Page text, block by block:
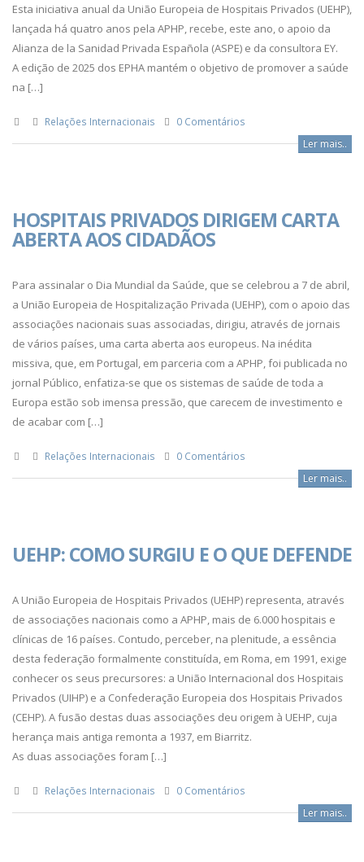
Esta iniciativa anual da União Europeia de Hospitais Privados (UEHP),
lançada há quatro anos pela APHP, recebe, este ano, o apoio da
Alianza de la Sanidad Privada Española (ASPE) e da consultora EY.
A edição de 2025 dos EPHA mantém o objetivo de promover a saúde
na […]
Relações Internacionais 0 Comentários
Ler mais..
HOSPITAIS PRIVADOS DIRIGEM CARTA
ABERTA AOS CIDADÃOS
Para assinalar o Dia Mundial da Saúde, que se celebrou a 7 de abril,
a União Europeia de Hospitalização Privada (UEHP), com o apoio das
associações nacionais suas associadas, dirigiu, através de jornais
de vários países, uma carta aberta aos europeus. Na inédita
missiva, que, em Portugal, em parceria com a APHP, foi publicada no
jornal Público, enfatiza-se que os sistemas de saúde de toda a
Europa estão sob imensa pressão, que carecem de investimento e
de acabar com […]
Relações Internacionais 0 Comentários
Ler mais..
UEHP: COMO SURGIU E O QUE DEFENDE
A União Europeia de Hospitais Privados (UEHP) representa, através
de associações nacionais como a APHP, mais de 6.000 hospitais e
clínicas de 16 países. Contudo, perceber, na plenitude, a essência
desta federação formalmente constituída, em Roma, em 1991, exige
conhecer os seus precursores: a União Internacional dos Hospitais
Privados (UIHP) e a Confederação Europeia dos Hospitais Privados
(CEHP). A fusão destas duas associações deu origem à UEHP, cuja
herança mais antiga remonta a 1937, em Biarritz.
As duas associações foram […]
Relações Internacionais 0 Comentários
Ler mais..